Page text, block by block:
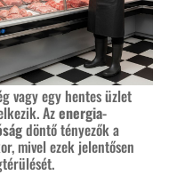
vagy egy hentes üzlet
Azenergia-
döntő tényezők a
mivel ezek jelentősen